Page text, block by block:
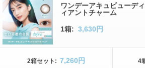
ワンデーアキュビューデ
ィアントチャーム
1箱: 3,630円
2箱セット : 7,260円 4